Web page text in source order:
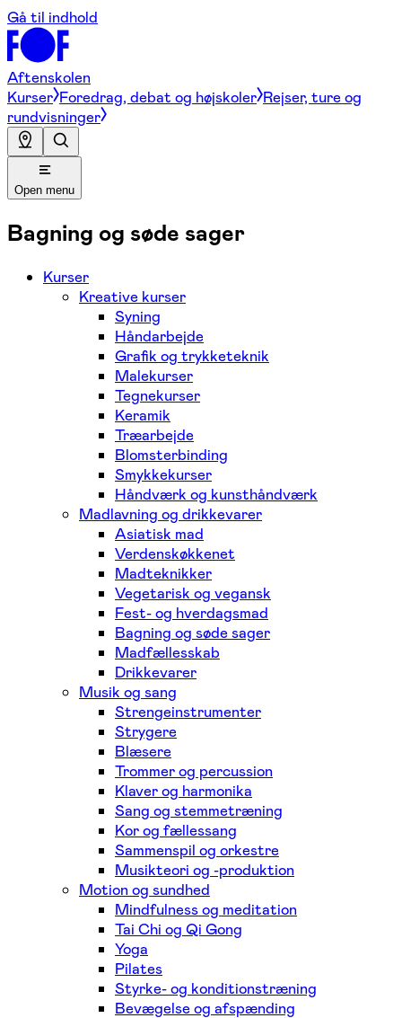
Gå til indhold
Aftenskolen
Kurser Foredrag, debat og højskoler Rejser, ture og
rundvisninger
Open menu
Bagning og søde sager
Kurser
Kreative kurser
Syning
Håndarbejde
Grafik og trykketeknik
Malekurser
Tegnekurser
Keramik
Træarbejde
Blomsterbinding
Smykkekurser
Håndværk og kunsthåndværk
Madlavning og drikkevarer
Asiatisk mad
Verdenskøkkenet
Madteknikker
Vegetarisk og vegansk
Fest- og hverdagsmad
Bagning og søde sager
Madfællesskab
Drikkevarer
Musik og sang
Strengeinstrumenter
Strygere
Blæsere
Trommer og percussion
Klaver og harmonika
Sang og stemmetræning
Kor og fællessang
Sammenspil og orkestre
Musikteori og -produktion
Motion og sundhed
Mindfulness og meditation
Tai Chi og Qi Gong
Yoga
Pilates
Styrke- og konditionstræning
Bevægelse og afspænding